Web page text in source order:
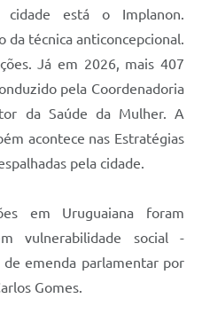
está o Implanon.
da técnica anticoncepcional.
Já em 2026, mais 407
pela Coordenadoria
da Saúde da Mulher. A
acontece nas Estratégias
pela cidade.
em Uruguaiana foram
vulnerabilidade social -
emenda parlamentar por
Gomes.